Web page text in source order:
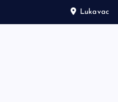
Lukavac